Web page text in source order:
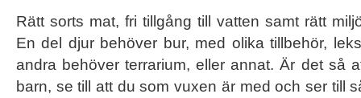
Rätt sorts mat, fri tillgång till vatten samt rätt
En del djur behöver bur, med olika tillbehör,
andra behöver terrarium, eller annat. Är det så
barn, se till att du som vuxen är med och ser till